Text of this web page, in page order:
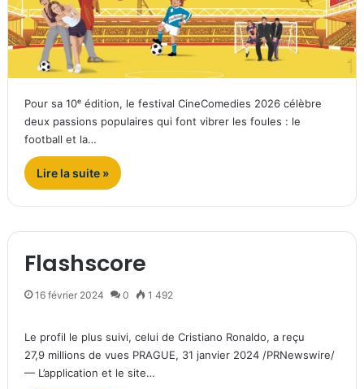
Pour sa 10ᵉ édition, le festival CineComedies 2026 célèbre
deux passions populaires qui font vibrer les foules : le
football et la…
Lire la suite »
Flashscore
16 février 2024 0 1 492
Le profil le plus suivi, celui de Cristiano Ronaldo, a reçu
27,9 millions de vues PRAGUE, 31 janvier 2024 /PRNewswire/
— L’application et le site…